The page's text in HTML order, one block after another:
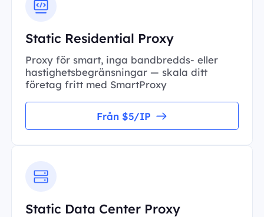
Static Residential Proxy
Proxy för smart, inga bandbredds- eller
hastighetsbegränsningar — skala ditt
företag fritt med SmartProxy
Från $5/IP
Static Data Center Proxy